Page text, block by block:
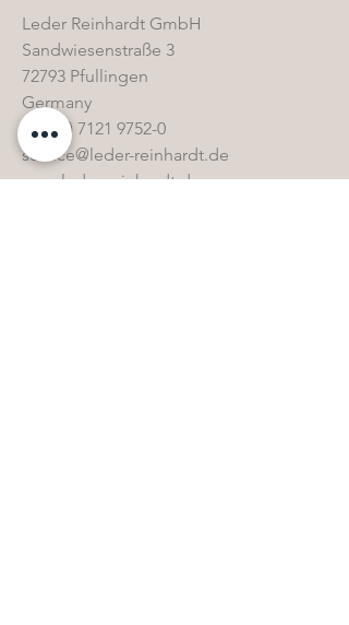
Leder Reinhardt GmbH
Sandwiesenstraße 3
72793 Pfullingen
Germany
+49 (0) 7121 9752-0
service@leder-reinhardt.de
www.leder-reinhardt.de